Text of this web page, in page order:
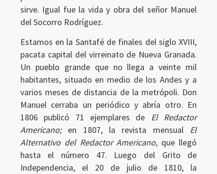
sirve. Igual fue la vida y obra del señor Manuel
del Socorro Rodríguez.
Estamos en la Santafé de finales del siglo XVIII,
pacata capital del virreinato de Nueva Granada.
Un pueblo grande que no llega a veinte mil
habitantes, situado en medio de los Andes y a
varios meses de distancia de la metrópoli. Don
Manuel cerraba un periódico y abría otro. En
1806 publicó 71 ejemplares de El Redactor
Americano;en 1807, la revista mensual El
Alternativo del Redactor Americano, que llegó
hasta el número 47. Luego del Grito de
Independencia, el 20 de julio de 1810, la